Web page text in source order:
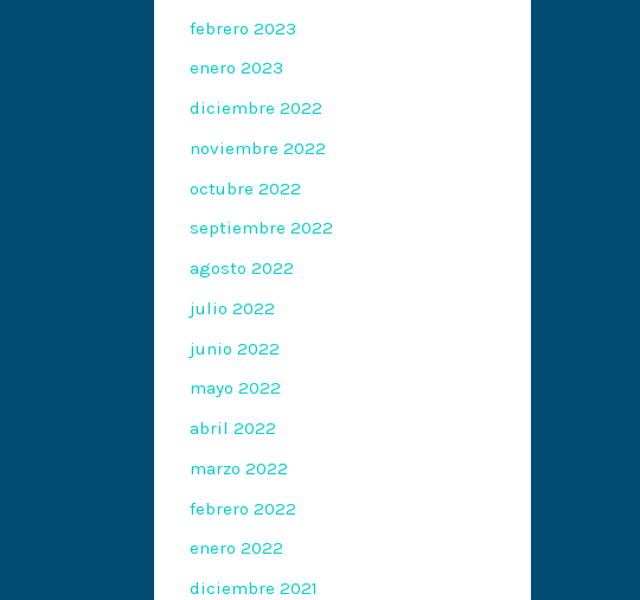
febrero 2023
enero 2023
diciembre 2022
noviembre 2022
octubre 2022
septiembre 2022
agosto 2022
julio 2022
junio 2022
mayo 2022
abril 2022
marzo 2022
febrero 2022
enero 2022
diciembre 2021